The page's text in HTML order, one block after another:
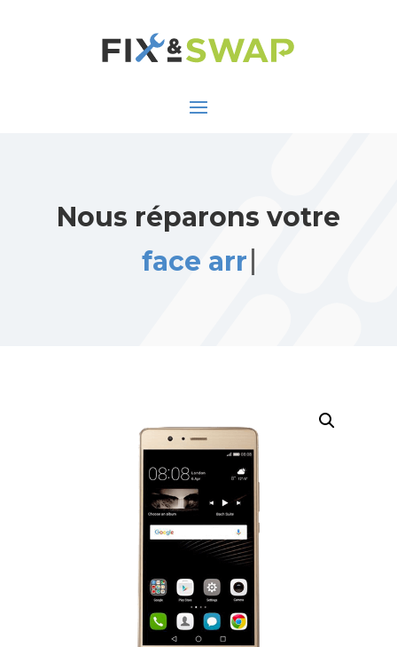
Nous réparons votre
face arrière